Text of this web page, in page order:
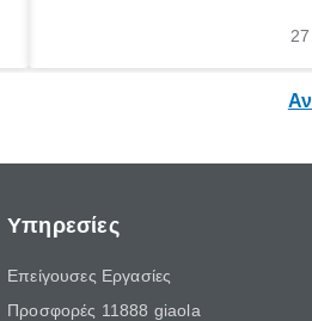
πληροφορίες για το «κνησμός τι
Υπηρεσίες
Επείγουσες Εργασίες
Προσφορές 11888 giaola